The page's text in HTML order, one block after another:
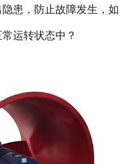
患，防止故障发生，如
运转状态中？